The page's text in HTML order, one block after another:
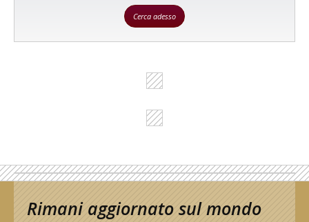
Cerca adesso
Rimani aggiornato sul mondo